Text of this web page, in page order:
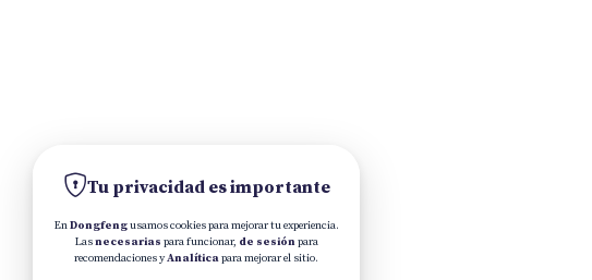
Tu privacidad es importante
EnDongfengusamos cookies para mejorar tu experiencia.
Lasnecesarias para funcionar, de sesiónpara
recomendaciones yAnalíticapara mejorar el sitio.